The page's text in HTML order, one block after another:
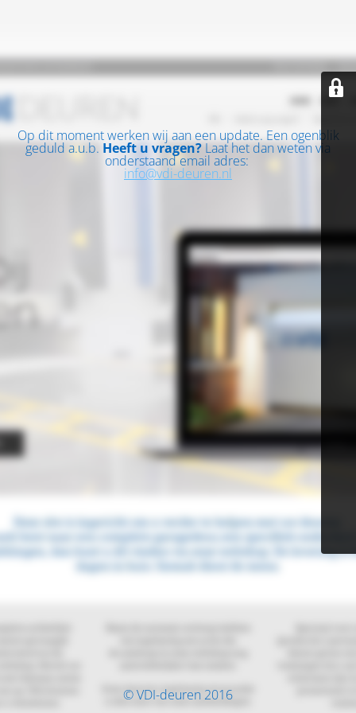
Op dit moment werken wij aan een update. Een ogenblik
geduld a.u.b. Heeft u vragen? Laat het dan weten via
onderstaand email adres:
info@vdi-deuren.nl
© VDI-deuren 2016